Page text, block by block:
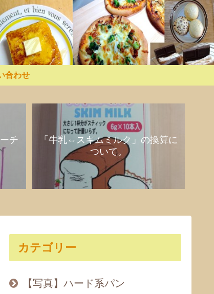
合わせ
チ
「牛乳⇔スキムミルク」の換算に
ついて。
カテゴリー
【写真】ハード系パン